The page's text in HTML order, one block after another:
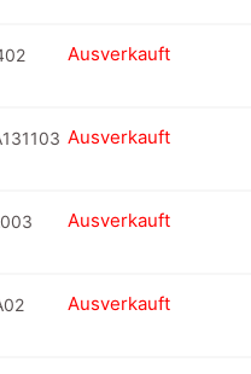
Ausverkauft
Ausverkauft
Ausverkauft
Ausverkauft